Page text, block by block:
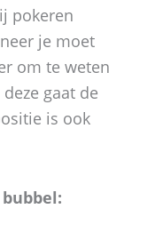
pokeren
je moet
om te weten
gaat de
is ook